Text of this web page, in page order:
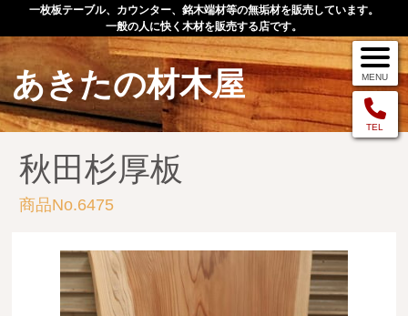
一枚板テーブル、カウンター、銘木端材等の無垢材を販売しています。
一般の人に快く木材を販売する店です。
あきたの材木屋
TEL
MENU
メニュー
TOP
作品例
手作りオーダー家具
店舗案内
秋田杉厚板
商品No.6475